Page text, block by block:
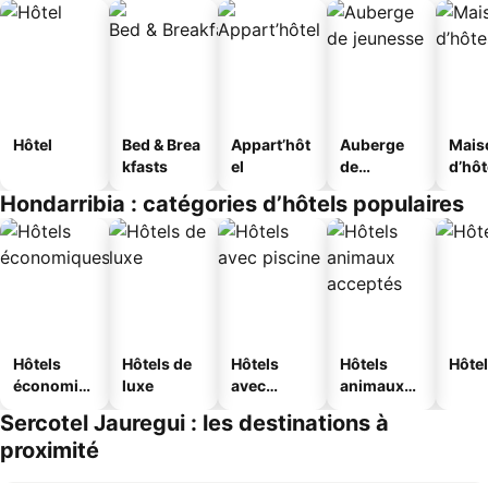
Hôtel
Bed & Brea
kfasts
Appart’hôt
el
Auberge
de
Hondarribia : catégories d’hôtels populaires
Hôtels
économiq
Hôtels de
luxe
Hôtels
avec
Hôtels
animaux
Sercotel Jauregui : les destinations à
proximité